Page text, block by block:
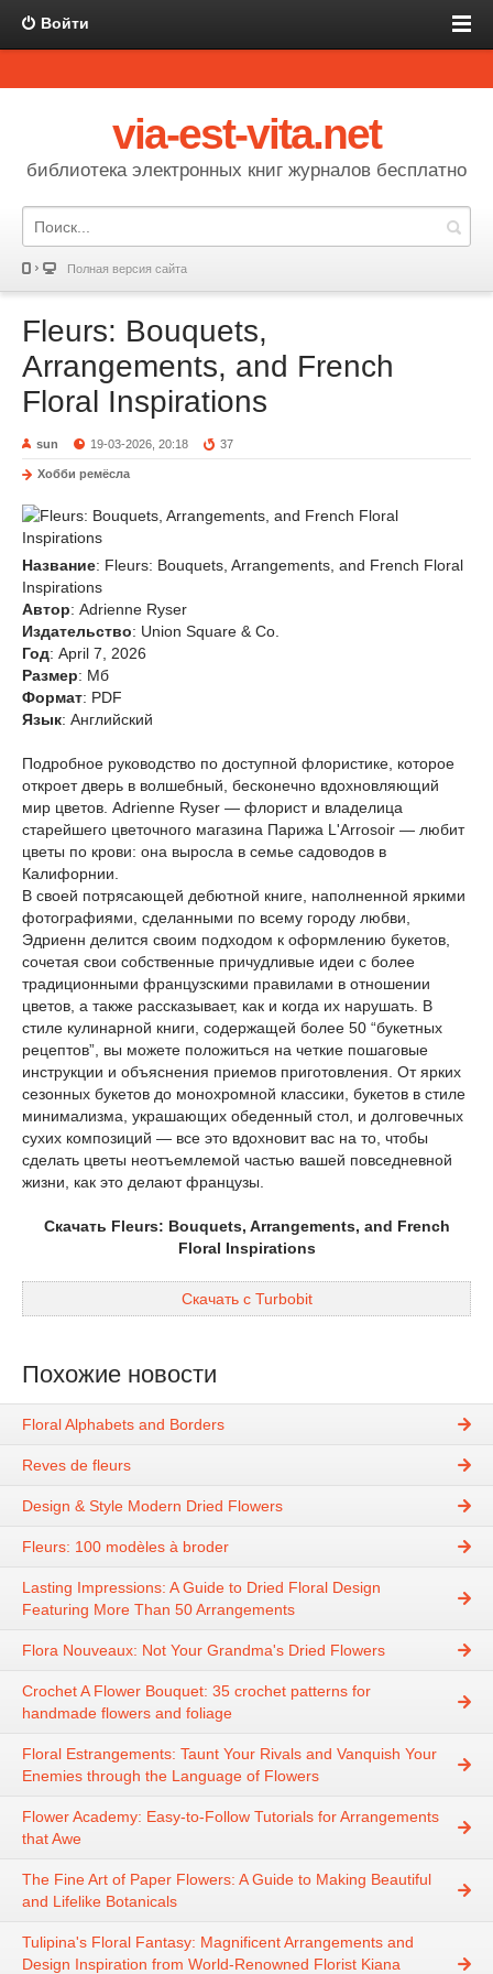
Войти
via-est-vita.net
библиотека электронных книг журналов бесплатно
Полная версия сайта
Fleurs: Bouquets,
Arrangements, and French
Floral Inspirations
sun 19-03-2026, 20:18 37
Хобби ремёсла
Название: Fleurs: Bouquets, Arrangements, and French Floral
Inspirations
Автор: Adrienne Ryser
Издательство: Union Square & Co.
Год: April 7, 2026
Размер: Мб
Формат: PDF
Язык: Английский
Подробное руководство по доступной флористике, которое
откроет дверь в волшебный, бесконечно вдохновляющий
мир цветов. Adrienne Ryser — флорист и владелица
старейшего цветочного магазина Парижа L'Arrosoir — любит
цветы по крови: она выросла в семье садоводов в
Калифорнии.
В своей потрясающей дебютной книге, наполненной яркими
фотографиями, сделанными по всему городу любви,
Эдриенн делится своим подходом к оформлению букетов,
сочетая свои собственные причудливые идеи с более
традиционными французскими правилами в отношении
цветов, а также рассказывает, как и когда их нарушать. В
стиле кулинарной книги, содержащей более 50 “букетных
рецептов”, вы можете положиться на четкие пошаговые
инструкции и объяснения приемов приготовления. От ярких
сезонных букетов до монохромной классики, букетов в стиле
минимализма, украшающих обеденный стол, и долговечных
сухих композиций — все это вдохновит вас на то, чтобы
сделать цветы неотъемлемой частью вашей повседневной
жизни, как это делают французы.
Скачать Fleurs: Bouquets, Arrangements, and French
Floral Inspirations
Скачать с Turbobit
Похожие новости
Floral Alphabets and Borders
Reves de fleurs
Design & Style Modern Dried Flowers
Fleurs: 100 modèles à broder
Lasting Impressions: A Guide to Dried Floral Design
Featuring More Than 50 Arrangements
Flora Nouveaux: Not Your Grandma's Dried Flowers
Crochet A Flower Bouquet: 35 crochet patterns for
handmade flowers and foliage
Floral Estrangements: Taunt Your Rivals and Vanquish Your
Enemies through the Language of Flowers
Flower Academy: Easy-to-Follow Tutorials for Arrangements
that Awe
The Fine Art of Paper Flowers: A Guide to Making Beautiful
and Lifelike Botanicals
Tulipina's Floral Fantasy: Magnificent Arrangements and
Design Inspiration from World-Renowned Florist Kiana